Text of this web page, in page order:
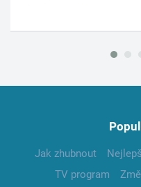
Jak zhubnout
TV program